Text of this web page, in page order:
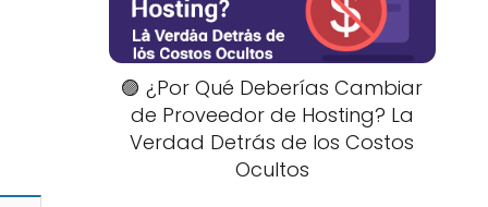
🟣 ¿Por Qué Deberías Cambiar
de Proveedor de Hosting? La
Verdad Detrás de los Costos
Ocultos